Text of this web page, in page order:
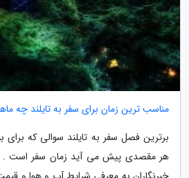
مناسب ترین زمان برای سفر به تایلند چه
برترین فصل سفر به تایلند سوالی که برای
هر مقصدی پیش می آید زمان سفر است .